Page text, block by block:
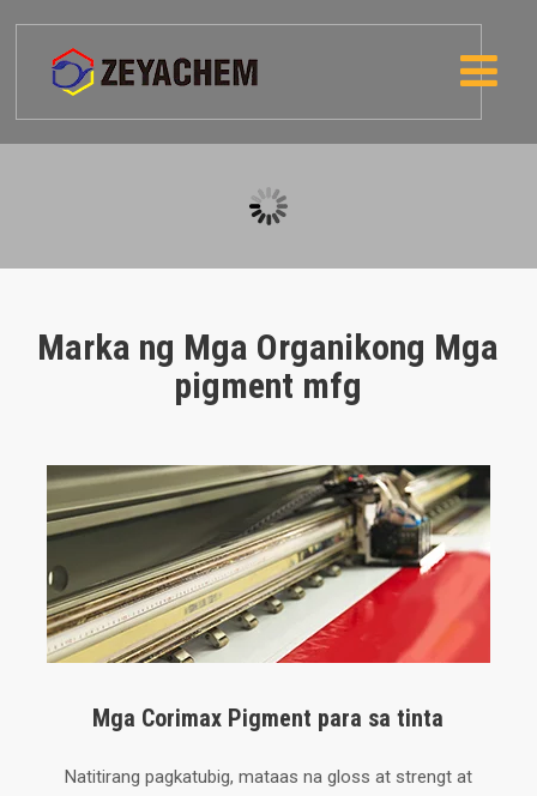
Marka ng Mga Organikong Mga
pigment mfg
Mga Corimax Pigment para sa tinta
Natitirang pagkatubig, mataas na gloss at strengt at